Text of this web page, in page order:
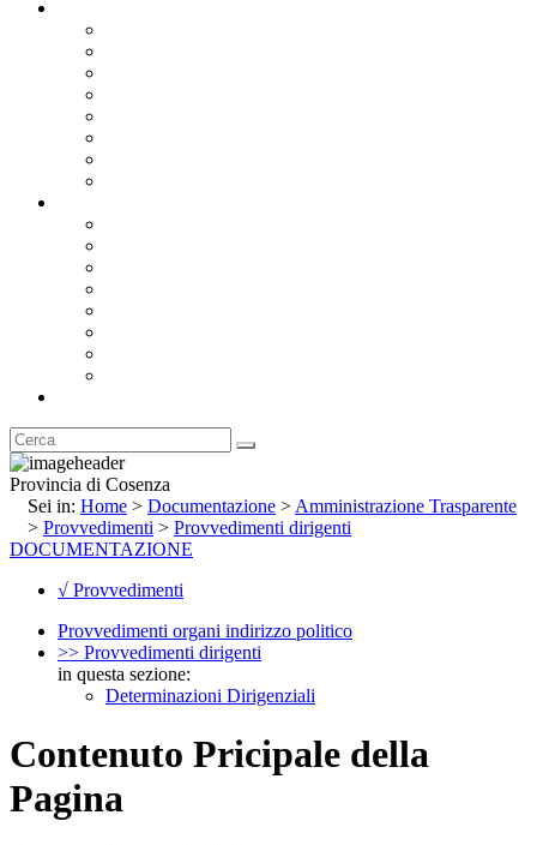
Provincia di Cosenza
Sei in: Home > Documentazione > Amministrazione Trasparente
> Provvedimenti > Provvedimenti dirigenti
DOCUMENTAZIONE
√ Provvedimenti
Provvedimenti organi indirizzo politico
>> Provvedimenti dirigenti
in questa sezione:
Determinazioni Dirigenziali
Contenuto Pricipale della
Pagina